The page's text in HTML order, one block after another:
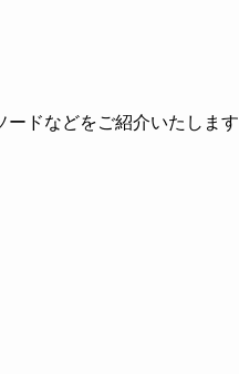
ードなどをご紹介いたします